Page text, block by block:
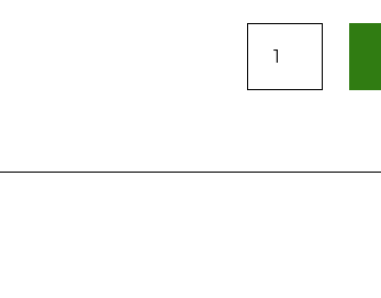
Nilya